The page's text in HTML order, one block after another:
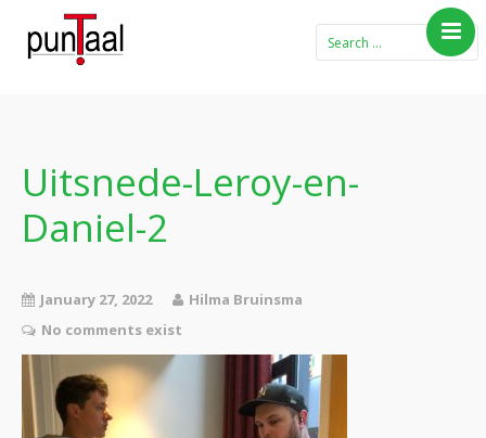
Boeken
Verhalen
Contact
Uitsnede-Leroy-en-
Daniel-2
January 27, 2022
Hilma Bruinsma
No comments exist